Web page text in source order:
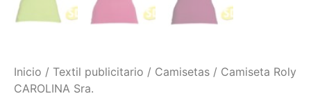
Inicio / Textil publicitario / Camisetas / Camiseta Roly
CAROLINA Sra.